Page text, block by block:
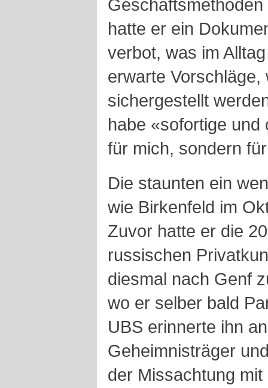
hatte er ein
verbot, was im
erwarte Vorschläge,
sichergestellt
habe «sofortige
für mich, sondern
Die staunten ein
wie Birkenfeld im
Zuvor hatte er die
russischen
diesmal nach Genf
wo er selber bald
UBS erinnerte ihn
Geheimnisträger
der Missachtung